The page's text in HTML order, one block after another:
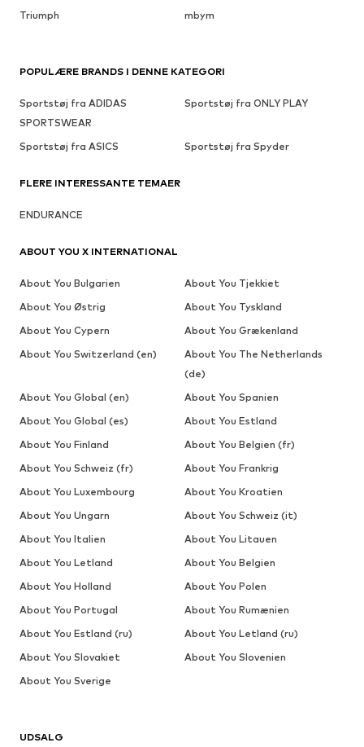
Triumph
mbym
UDSALG
POPULÆRE BRANDS I DENNE KATEGORI
Sportstøj fra ADIDAS
SPORTSWEAR
Sportstøj fra ONLY PLAY
Sportstøj fra ASICS Sportstøj fra Spyder
FLERE INTERESSANTE TEMAER
ENDURANCE
ABOUT YOU X INTERNATIONAL
About You Bulgarien
About You Tjekkiet
About You Østrig
About You Tyskland
About You Cypern
About You Grækenland
About You Switzerland (en)
About You The Netherlands
(de)
About You Global (en)
About You Spanien
About You Global (es)
About You Estland
About You Finland
About You Belgien (fr)
About You Schweiz (fr)
About You Frankrig
About You Luxembourg
About You Kroatien
About You Ungarn
About You Schweiz (it)
About You Italien
About You Litauen
About You Letland
About You Belgien
About You Holland
About You Polen
About You Portugal
About You Rumænien
About You Estland (ru)
About You Letland (ru)
About You Slovakiet
About You Slovenien
About You Sverige